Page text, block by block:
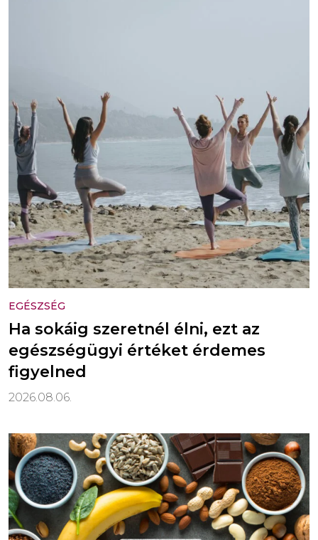
EGÉSZSÉG
Ha sokáig szeretnél élni, ezt az
egészségügyi értéket érdemes
figyelned
2026.08.06.